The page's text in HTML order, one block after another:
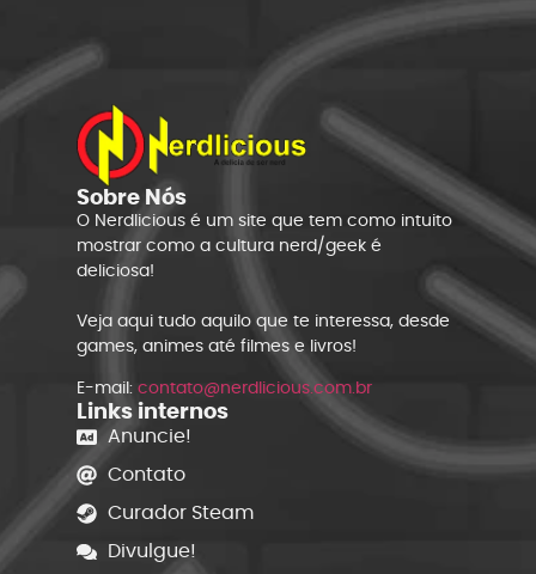
Sobre Nós
O Nerdlicious é um site que tem como intuito
mostrar como a cultura nerd/geek é
deliciosa!
Veja aqui tudo aquilo que te interessa, desde
games, animes até filmes e livros!
E-mail: contato@nerdlicious.com.br
Links internos
Anuncie!
Contato
Curador Steam
Divulgue!